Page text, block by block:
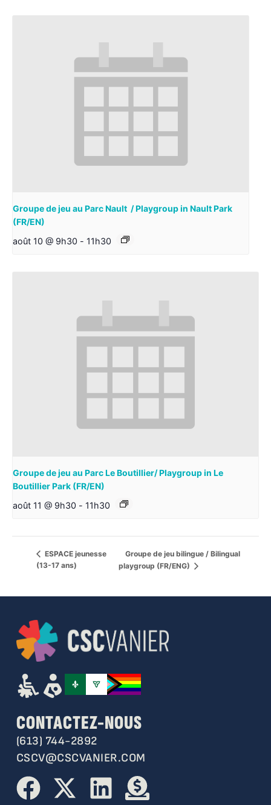
Groupe de jeu au Parc Nault / Playgroup in Nault Park
(FR/EN)
août 10 @ 9h30 - 11h30
Groupe de jeu au Parc Le Boutillier/ Playgroup in Le
Boutillier Park (FR/EN)
août 11 @ 9h30 - 11h30
ESPACE jeunesse
(13-17 ans)
Groupe de jeu bilingue / Bilingual
playgroup (FR/ENG)
CONTACTEZ-NOUS
(613) 744-2892
CSCV@CSCVANIER.COM